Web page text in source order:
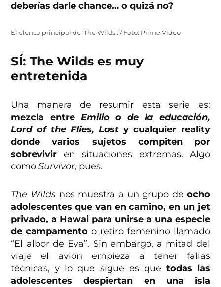
deberías darle chance… o quizá no?
El elenco principal de ‘The Wilds’. / Foto: Prime Video
SÍ: The Wilds es muy
entretenida
Una manera de resumir esta serie es:
mezcla entre Emilio o de la educación,
Lord of the Flies, Lost y cualquier reality
donde varios sujetos compiten por
sobrevivir en situaciones extremas. Algo
comoSurvivor, pues.
The Wilds nos muestra a un grupo de ocho
adolescentes que van en camino, en un jet
privado, a Hawai para unirse a una especie
de campamento o retiro femenino llamado
“El albor de Eva”. Sin embargo, a mitad del
viaje el avión empieza a tener fallas
técnicas, y lo que sigue es que todas las
adolescentes despiertan en una isla